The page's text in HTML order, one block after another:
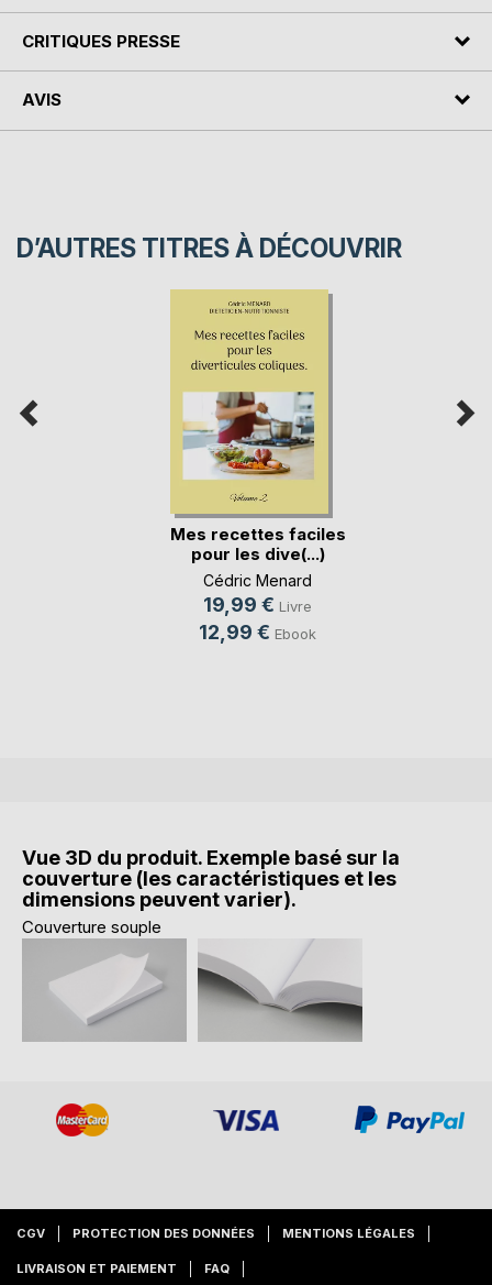
CRITIQUES PRESSE
AVIS
D’AUTRES TITRES À DÉCOUVRIR
Mes recettes faciles
pour les dive(...)
Cédric Menard
19,99 € Livre
12,99 € Ebook
Vue 3D du produit. Exemple basé sur la
couverture (les caractéristiques et les
dimensions peuvent varier).
Couverture souple
CGV PROTECTION DES DONNÉES MENTIONS LÉGALES
LIVRAISON ET PAIEMENT FAQ